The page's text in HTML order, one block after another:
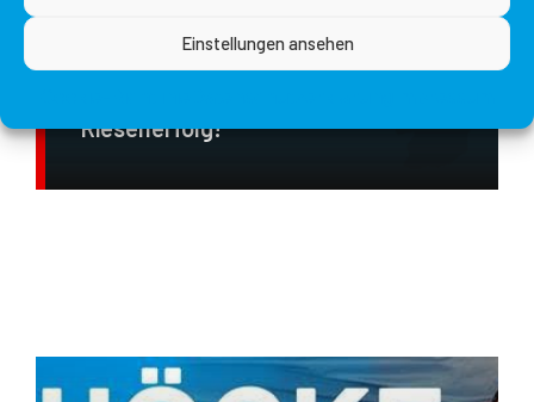
Einstellungen ansehen
Björn Höcke Erobert NRW-AfD –
Riesenerfolg!